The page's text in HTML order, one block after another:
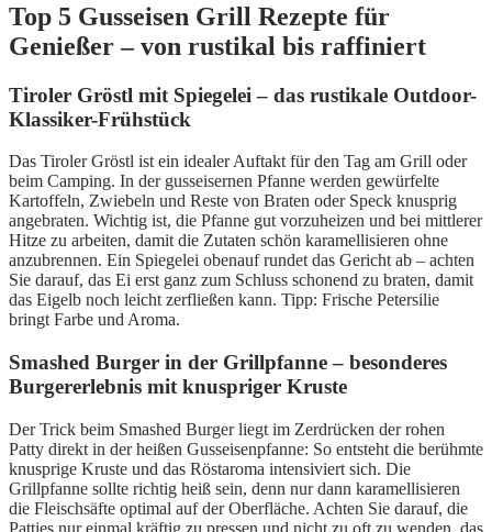
Top 5 Gusseisen Grill Rezepte für
Genießer – von rustikal bis raffiniert
Tiroler Gröstl mit Spiegelei – das rustikale Outdoor-
Klassiker-Frühstück
Das Tiroler Gröstl ist ein idealer Auftakt für den Tag am Grill oder
beim Camping. In der gusseisernen Pfanne werden gewürfelte
Kartoffeln, Zwiebeln und Reste von Braten oder Speck knusprig
angebraten. Wichtig ist, die Pfanne gut vorzuheizen und bei mittlerer
Hitze zu arbeiten, damit die Zutaten schön karamellisieren ohne
anzubrennen. Ein Spiegelei obenauf rundet das Gericht ab – achten
Sie darauf, das Ei erst ganz zum Schluss schonend zu braten, damit
das Eigelb noch leicht zerfließen kann. Tipp: Frische Petersilie
bringt Farbe und Aroma.
Smashed Burger in der Grillpfanne – besonderes
Burgererlebnis mit knuspriger Kruste
Der Trick beim Smashed Burger liegt im Zerdrücken der rohen
Patty direkt in der heißen Gusseisenpfanne: So entsteht die berühmte
knusprige Kruste und das Röstaroma intensiviert sich. Die
Grillpfanne sollte richtig heiß sein, denn nur dann karamellisieren
die Fleischsäfte optimal auf der Oberfläche. Achten Sie darauf, die
Patties nur einmal kräftig zu pressen und nicht zu oft zu wenden, das